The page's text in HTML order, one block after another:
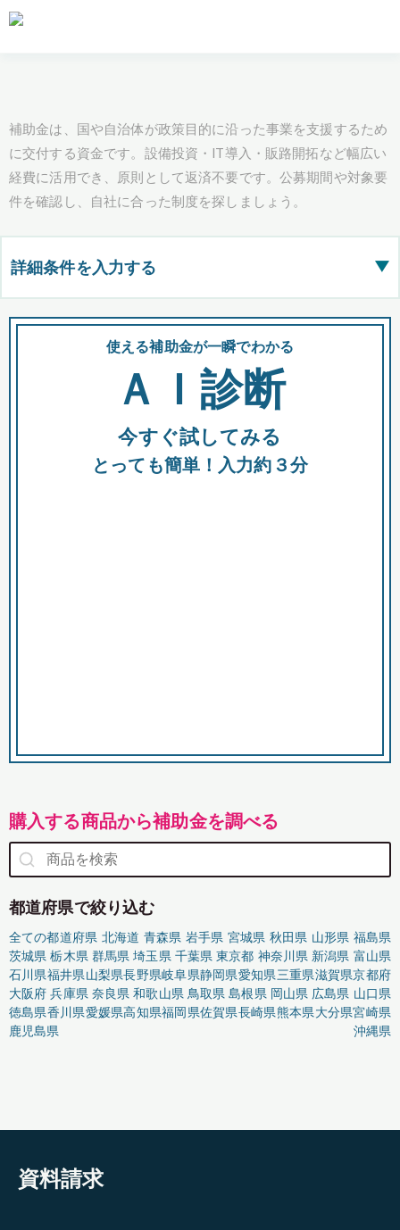
補助金は、国や自治体が政策目的に沿った事業を支援するため
に交付する資金です。設備投資・IT導入・販路開拓など幅広い
経費に活用でき、原則として返済不要です。公募期間や対象要
件を確認し、自社に合った制度を探しましょう。
詳細条件を入力する ▶
都道府県
全国の検索結果を含めて表示
助成金 融資 出資
使える補助金が一瞬でわかる
ＡＩ診断
今すぐ試してみる
とっても簡単！入力約３分
購入する商品から補助金を調べる
都道府県で絞り込む
全ての都道府県 北海道 青森県 岩手県 宮城県 秋田県 山形県 福島県
茨城県 栃木県 群馬県 埼玉県 千葉県 東京都 神奈川県 新潟県 富山県
石川県福井県山梨県長野県岐阜県静岡県愛知県三重県滋賀県京都府
大阪府 兵庫県 奈良県 和歌山県 鳥取県 島根県 岡山県 広島県 山口県
徳島県香川県愛媛県高知県福岡県佐賀県長崎県熊本県大分県宮崎県
鹿児島県
沖縄県
資料請求